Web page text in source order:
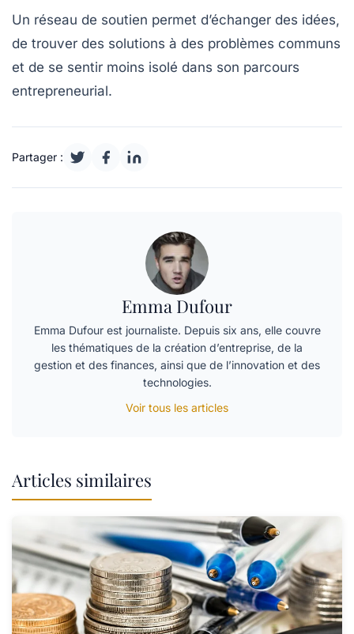
Un réseau de soutien permet d’échanger des idées,
de trouver des solutions à des problèmes communs
et de se sentir moins isolé dans son parcours
entrepreneurial.
Partager :
Emma Dufour
Emma Dufour est journaliste. Depuis six ans, elle couvre
les thématiques de la création d’entreprise, de la
gestion et des finances, ainsi que de l’innovation et des
technologies.
Voir tous les articles
Articles similaires